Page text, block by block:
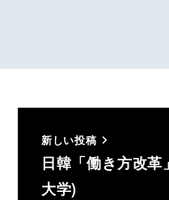
新しい投稿
日韓「働き方改
大学)